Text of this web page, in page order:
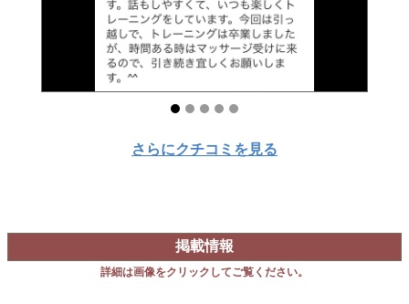
さらにクチコミを見る
掲載情報
詳細は画像をクリックしてご覧ください。